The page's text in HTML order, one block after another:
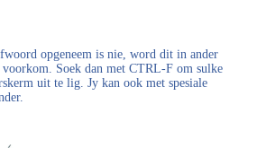
opgeneem is nie, word dit in ander
Soek dan met CTRL-F om sulke
uit te lig. Jy kan ook met spesiale